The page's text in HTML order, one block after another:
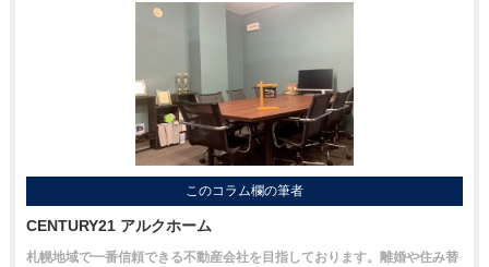
このコラム欄の筆者
CENTURY21 アルクホーム
札幌地域で一番信頼できる不動産会社を目指しております。離婚や住み替